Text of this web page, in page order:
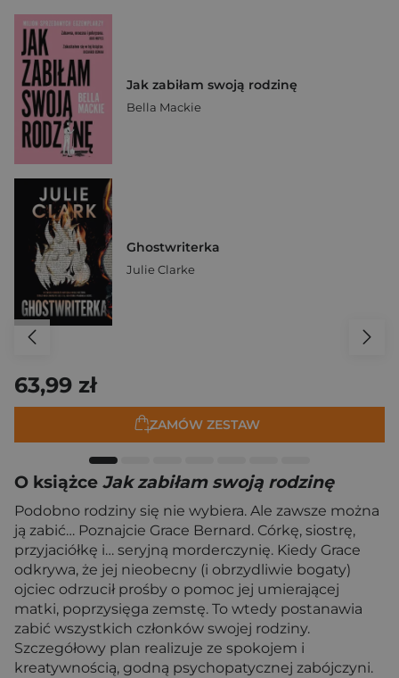
Jak zabiłam swoją rodzinę
Bella Mackie
Ghostwriterka
Julie Clarke
63,99 zł
ZAMÓW ZESTAW
O książce Jak zabiłam swoją rodzinę
Podobno rodziny się nie wybiera. Ale zawsze można
ją zabić… Poznajcie Grace Bernard. Córkę, siostrę,
przyjaciółkę i… seryjną morderczynię. Kiedy Grace
odkrywa, że jej nieobecny (i obrzydliwie bogaty)
ojciec odrzucił prośby o pomoc jej umierającej
matki, poprzysięga zemstę. To wtedy postanawia
zabić wszystkich członków swojej rodziny.
Szczegółowy plan realizuje ze spokojem i
kreatywnością, godną psychopatycznej zabójczyni.